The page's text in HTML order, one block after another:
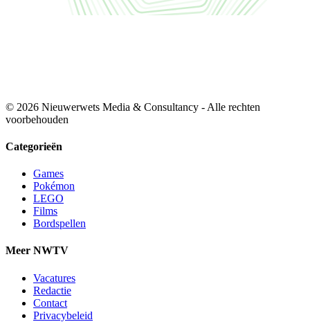
© 2026 Nieuwerwets Media & Consultancy - Alle rechten
voorbehouden
Categorieën
Games
Pokémon
LEGO
Films
Bordspellen
Meer NWTV
Vacatures
Redactie
Contact
Privacybeleid